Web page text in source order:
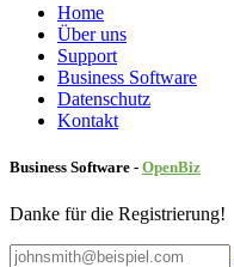
Home
Über uns
Sup​port
Business Software
Datenschutz
Kontakt
Business Software - OpenBiz
Danke für die Registrierung!